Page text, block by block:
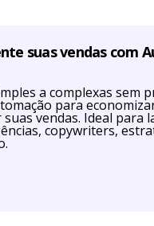
suas vendas com
a complexas sem
para
vendas. Ideal para
copywriters,